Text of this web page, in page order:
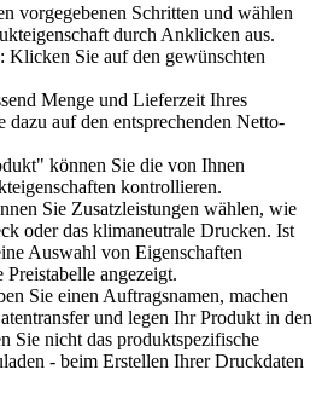
vorgegebenen Schritten und wählen
durch Anklicken aus.
Klicken Sie auf den gewünschten
Menge und Lieferzeit Ihres
auf den entsprechenden Netto-
können Sie die von Ihnen
kontrollieren.
Sie Zusatzleistungen wählen, wie
oder das klimaneutrale Drucken. Ist
Auswahl von Eigenschaften
angezeigt.
Sie einen Auftragsnamen, machen
und legen Ihr Produkt in den
Sie nicht das produktspezifische
- beim Erstellen Ihrer Druckdaten